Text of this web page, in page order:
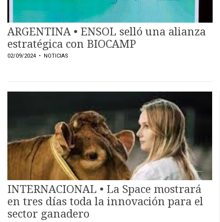
ARGENTINA • ENSOL selló una alianza
estratégica con BIOCAMP
02/09/2024 • NOTICIAS
INTERNACIONAL • La Space mostrará
en tres días toda la innovación para el
sector ganadero